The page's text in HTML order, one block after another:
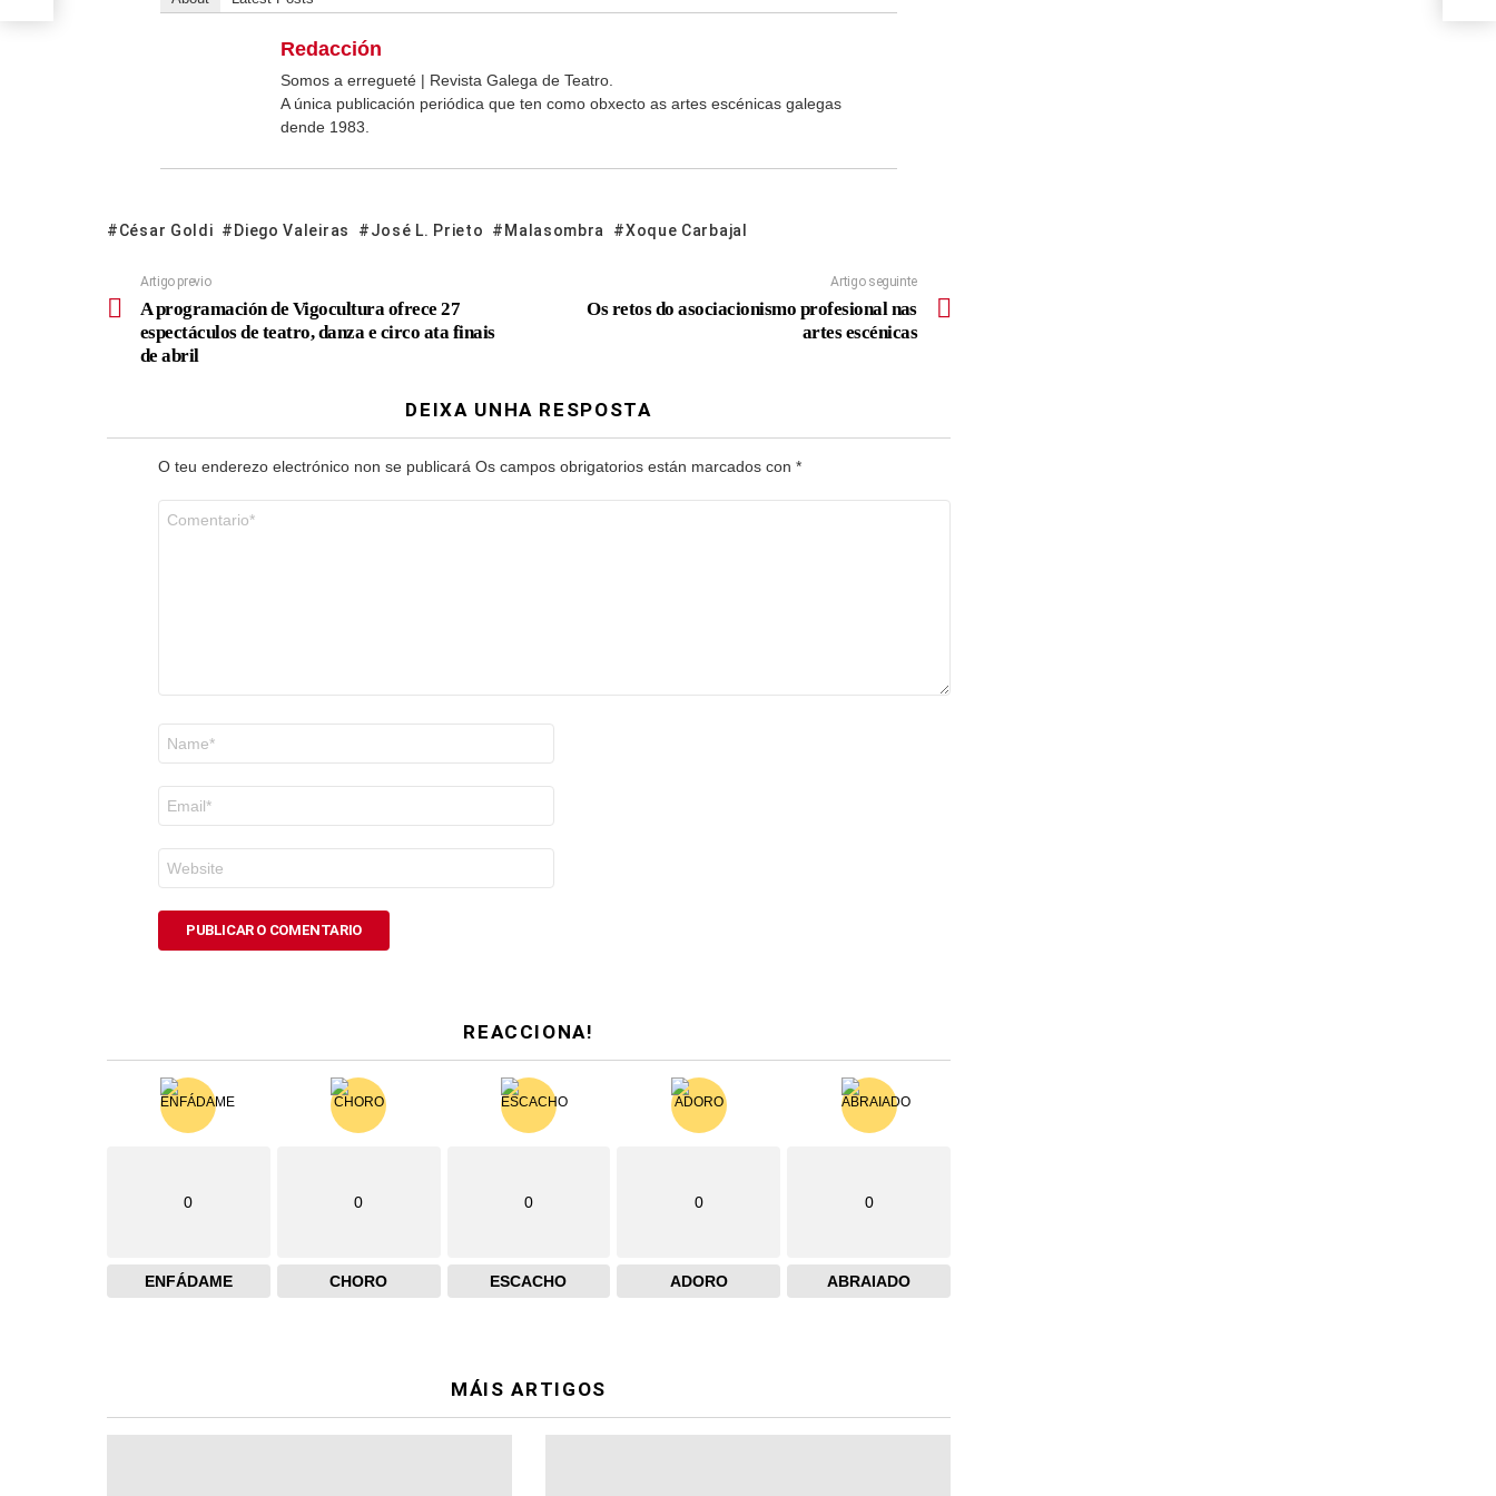
Redacción
Somos a erregueté | Revista Galega de Teatro.
A única publicación periódica que ten como obxecto as artes escénicas galegas
dende 1983.
César Goldi Diego Valeiras José L. Prieto Malasombra Xoque Carbajal
Artigo previo
A programación de Vigocultura ofrece 27
espectáculos de teatro, danza e circo ata finais
de abril
Artigo seguinte
Os retos do asociacionismo profesional nas
artes escénicas
DEIXA UNHA RESPOSTA
O teu enderezo electrónico non se publicará Os campos obrigatorios están marcados con *
electrónico
*
REACCIONA!
0
ENFÁDAME
0
CHORO
0
ESCACHO
0
ADORO
0
ABRAIADO
MÁIS ARTIGOS